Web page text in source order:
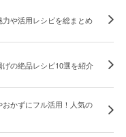
や活用レシピを総まとめ
の絶品レシピ10選を紹介
おかずにフル活用！人気の